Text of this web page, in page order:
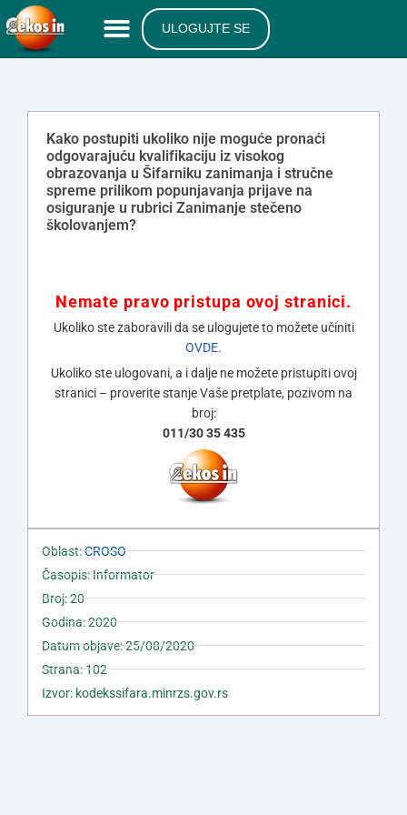
ULOGUJTE SE
Kako postupiti ukoliko nije moguće pronaći
odgovarajuću kvalifikaciju iz visokog
obrazovanja u Šifarniku zanimanja i stručne
spreme prilikom popunjavanja prijave na
osiguranje u rubrici Zanimanje stečeno
školovanjem?
Nemate pravo pristupa ovoj stranici.
Ukoliko ste zaboravili da se ulogujete to možete učiniti
OVDE.
Ukoliko ste ulogovani, a i dalje ne možete pristupiti ovoj
stranici – proverite stanje Vaše pretplate, pozivom na
broj:
011/30 35 435
Oblast:CROSO
Časopis: Informator
Broj: 20
Godina: 2020
Datum objave: 25/08/2020
Strana: 102
Izvor: kodekssifara.minrzs.gov.rs